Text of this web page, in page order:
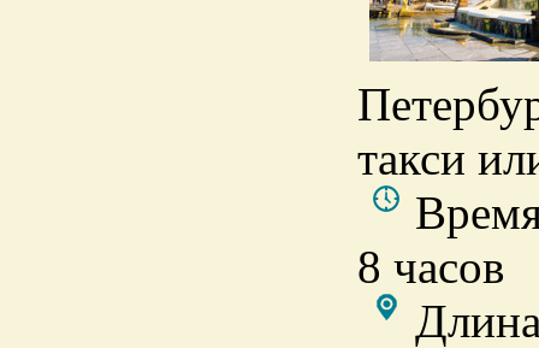
такси
8 часов